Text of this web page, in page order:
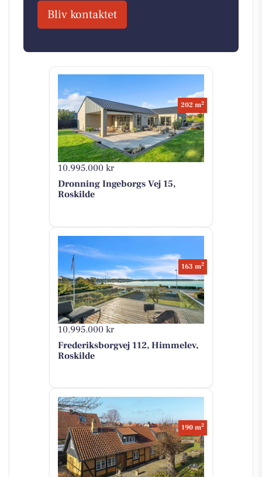
Bliv kontaktet
10.995.000 kr
202 m2
Dronning Ingeborgs Vej 15,
Roskilde
10.995.000 kr
163 m2
Frederiksborgvej 112, Himmelev,
Roskilde
190 m2